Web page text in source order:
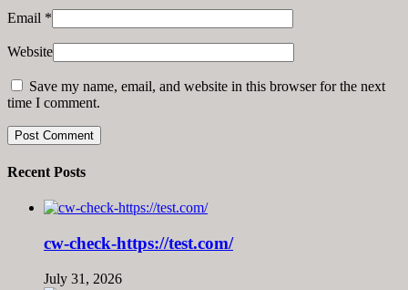
Email *
Website
Save my name, email, and website in this browser for the next
time I comment.
Recent Posts
cw-check-https://test.com/
July 31, 2026